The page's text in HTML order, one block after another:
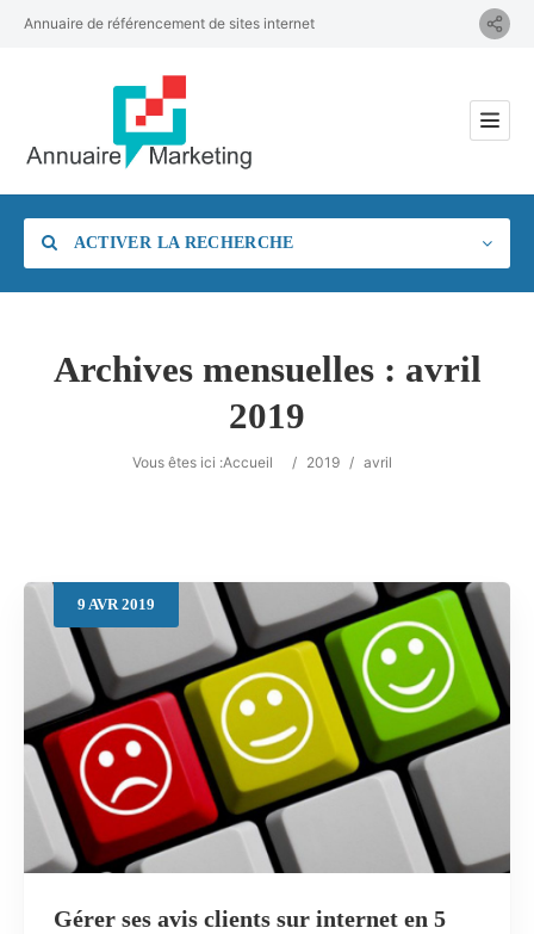
Annuaire de référencement de sites internet
ACTIVER LA RECHERCHE
Rechercher
Archives mensuelles : avril
2019
Vous êtes ici :Accueil / 2019 / avril
9 AVR 2019
Gérer ses avis clients sur internet en 5